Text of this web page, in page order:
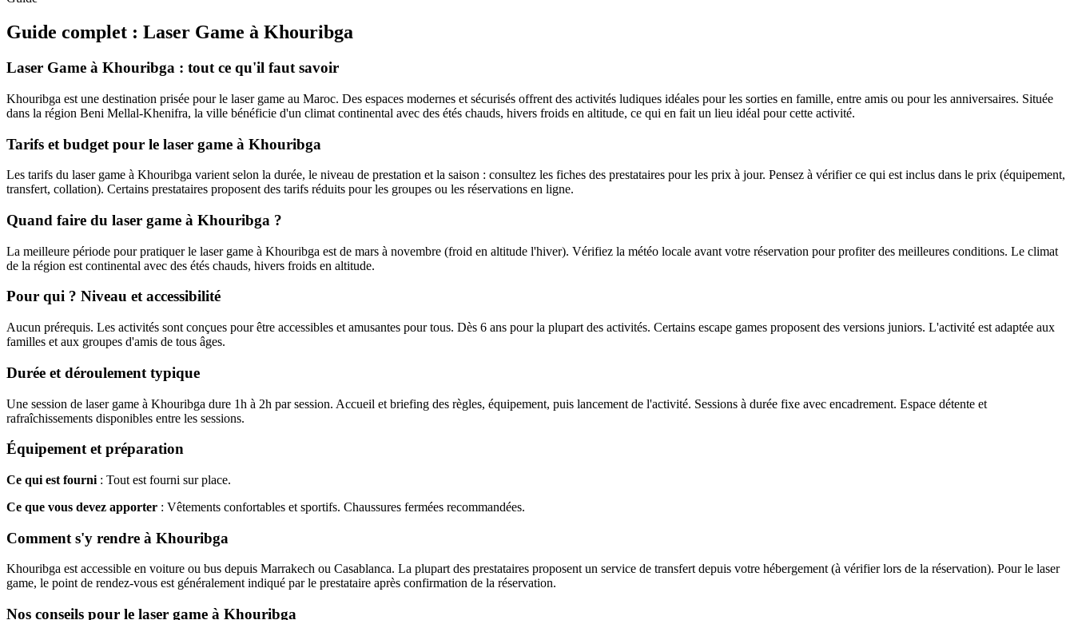
Guide complet : Laser Game à Khouribga
Laser Game à Khouribga : tout ce qu'il faut savoir
Khouribga est une destination prisée pour le laser game au Maroc. Des espaces modernes et sécurisés offrent des activités ludiques idéales pour les sorties en famille, entre amis ou pour les anniversaires. Située
dans la région Beni Mellal-Khenifra, la ville bénéficie d'un climat continental avec des étés chauds, hivers froids en altitude, ce qui en fait un lieu idéal pour cette activité.
Tarifs et budget pour le laser game à Khouribga
Les tarifs du laser game à Khouribga varient selon la durée, le niveau de prestation et la saison : consultez les fiches des prestataires pour les prix à jour. Pensez à vérifier ce qui est inclus dans le prix (équipement,
transfert, collation). Certains prestataires proposent des tarifs réduits pour les groupes ou les réservations en ligne.
Quand faire du laser game à Khouribga ?
La meilleure période pour pratiquer le laser game à Khouribga est de mars à novembre (froid en altitude l'hiver). Vérifiez la météo locale avant votre réservation pour profiter des meilleures conditions. Le climat
de la région est continental avec des étés chauds, hivers froids en altitude.
Pour qui ? Niveau et accessibilité
Aucun prérequis. Les activités sont conçues pour être accessibles et amusantes pour tous. Dès 6 ans pour la plupart des activités. Certains escape games proposent des versions juniors. L'activité est adaptée aux
familles et aux groupes d'amis de tous âges.
Durée et déroulement typique
Une session de laser game à Khouribga dure 1h à 2h par session. Accueil et briefing des règles, équipement, puis lancement de l'activité. Sessions à durée fixe avec encadrement. Espace détente et
rafraîchissements disponibles entre les sessions.
Équipement et préparation
Ce qui est fourni : Tout est fourni sur place.
Ce que vous devez apporter : Vêtements confortables et sportifs. Chaussures fermées recommandées.
Comment s'y rendre à Khouribga
Khouribga est accessible en voiture ou bus depuis Marrakech ou Casablanca. La plupart des prestataires proposent un service de transfert depuis votre hébergement (à vérifier lors de la réservation). Pour le laser
game, le point de rendez-vous est généralement indiqué par le prestataire après confirmation de la réservation.
Nos conseils pour le laser game à Khouribga